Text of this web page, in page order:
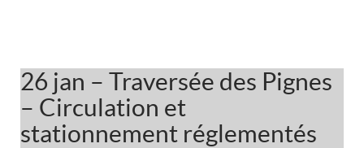
26 jan – Traversée des Pignes
– Circulation et
stationnement réglementés